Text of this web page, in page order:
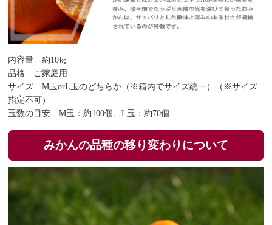
内容量 約10㎏
品格 ご家庭用
サイズ M玉orL玉のどちらか（※箱内でサイズ統一）（※サイズ
指定不可）
玉数の目安 M玉：約100個、L玉：約70個
みかんの品種の移り変わりについて